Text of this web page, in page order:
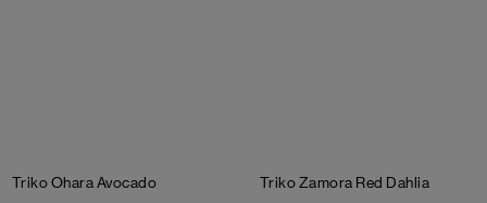
Triko OharaAvocado Triko Zamora Red Dahlia